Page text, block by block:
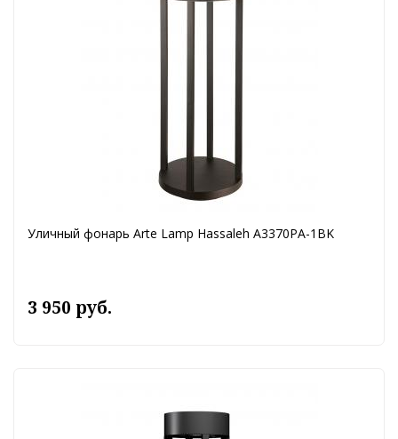
Уличный фонарь Arte Lamp Hassaleh A3370PA-1BK
3 950 руб.